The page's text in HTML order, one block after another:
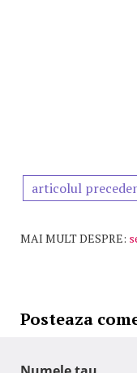
articolul
MAI MULT DESPRE:
Posteaza